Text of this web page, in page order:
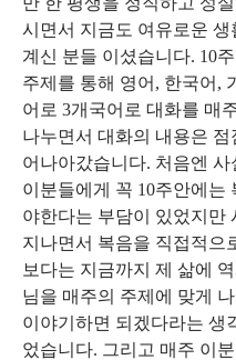
시면서 지금도 여유로운 생
계신 분들 이셨습니다. 10
주제를 통해 영어, 한국어,
어로 3개국어로 대화를 매
나누면서 대화의 내용은 점
어나아갔습니다. 처음엔 사
이분들에게 꼭 10주안에는
야한다는 부담이 있었지만
지나면서 복음을 직접적으
보다는 지금까지 제 삶에
님을 매주의 주제에 맞게
이야기하면 되겠다라는 생
었습니다. 그리고 매주 이분